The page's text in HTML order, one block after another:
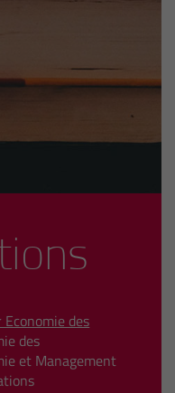
des
des
et Management